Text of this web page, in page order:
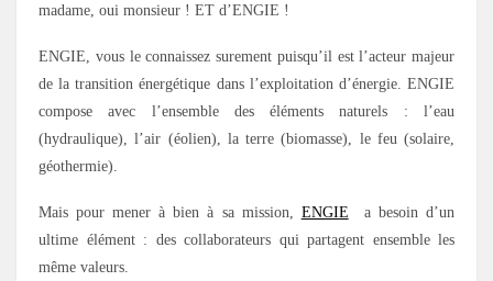
madame, oui monsieur ! ET d’ENGIE !
ENGIE, vous le connaissez surement puisqu’il est l’acteur majeur
de la transition énergétique dans l’exploitation d’énergie. ENGIE
compose avec l’ensemble des éléments naturels : l’eau
(hydraulique), l’air (éolien), la terre (biomasse), le feu (solaire,
géothermie).
Mais pour mener à bien à sa mission, ENGIE
a besoin d’un
ultime élément : des collaborateurs qui partagent ensemble les
même valeurs.